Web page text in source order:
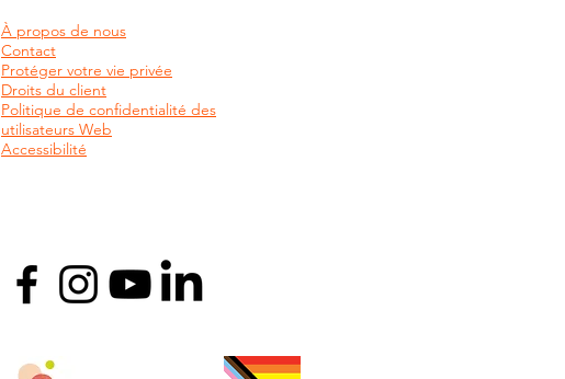
À propos de nous
Contact
Protéger votre vie privée
Droits du client
Politique de confidentialité des
utilisateurs Web
Accessibilité